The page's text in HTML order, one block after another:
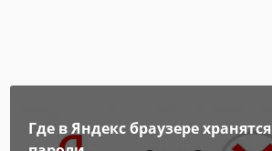
Где в Яндекс браузере хранятся